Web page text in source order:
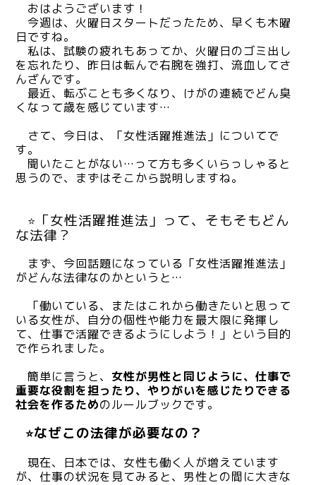
おはようございます！
今週は、火曜日スタートだったため、早くも木曜
日ですね。
私は、試験の疲れもあってか、火曜日のゴミ出し
を忘れたり、昨日は転んで右腕を強打、流血してさ
んざんです。
最近、転ぶことも多くなり、けがの連続でどん臭
くなって歳を感じています…
さて、今日は、「女性活躍推進法」についてで
す。
聞いたことがない…って方も多くいらっしゃると
思うので、まずはそこから説明しますね。
⭐ 「女性活躍推進法」って、そもそもどん
な法律？
まず、今回話題になっている「女性活躍推進法」
がどんな法律なのかというと…
「働いている、またはこれから働きたいと思って
いる女性が、自分の個性や能力を最大限に発揮し
て、仕事で活躍できるようにしよう！」という目的
で作られました。
簡単に言うと、 女性が男性と同じように、仕事で
重要な役割を担ったり、やりがいを感じたりできる
社会を作るためのルールブックです。
⭐なぜこの法律が必要なの？
現在、日本では、女性も働く人が増えています
が、仕事の状況を見てみると、男性との間に大きな